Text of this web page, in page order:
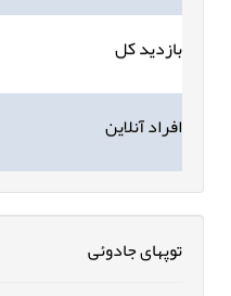
بازدید کل
افراد آنلاین
توپهای جادوئی